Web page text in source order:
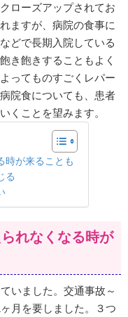
ローズアップされてお
ますが、病院の食事に
どで長期入院している
き飽きすることもよく
ってものすごくレパー
院食についても、患者
くことを望みます。
時が来ることも
る
れなくなる時が
いました。交通事故～
月を要しました。３つ